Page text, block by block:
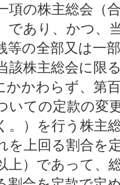
の株主総会（
であり、かつ、
等の全部又は一
該株主総会に限
かわらず、第
いての定款の変
。）を行う株主
を上回る割合を
上）であって、